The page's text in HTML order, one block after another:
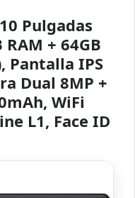
Pulgadas
+ 64GB
Pantalla IPS
Dual 8MP +
WiFi
L1, Face ID